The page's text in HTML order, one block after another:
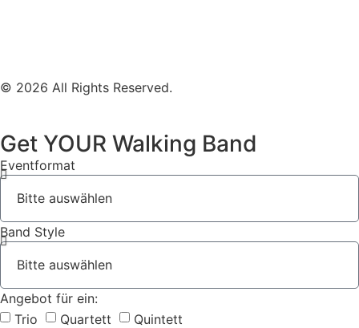
© 2026 All Rights Reserved.
Get YOUR Walking Band
Eventformat
Band Style
Angebot für ein:
Trio
Quartett
Quintett